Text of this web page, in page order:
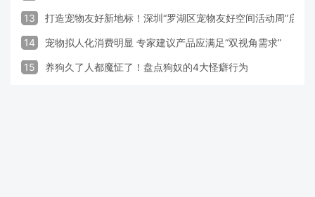
13 打造宠物友好新地标！深圳“罗湖区宠物友好空间活动周”启动
14 宠物拟人化消费明显 专家建议产品应满足“双视角需求”
15 养狗久了人都魔怔了！盘点狗奴的4大怪癖行为